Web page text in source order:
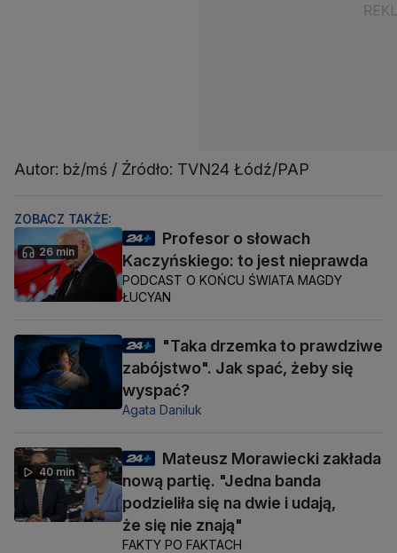
Autor: bż/mś / Źródło: TVN24 Łódź/PAP
ZOBACZ TAKŻE:
26 min
Profesor o słowach
Kaczyńskiego: to jest nieprawda
PODCAST O KOŃCU ŚWIATA MAGDY
ŁUCYAN
"Taka drzemka to prawdziwe
zabójstwo". Jak spać, żeby się
wyspać?
Agata Daniluk
40 min
Mateusz Morawiecki zakłada
nową partię. "Jedna banda
podzieliła się na dwie i udają,
że się nie znają"
FAKTY PO FAKTACH